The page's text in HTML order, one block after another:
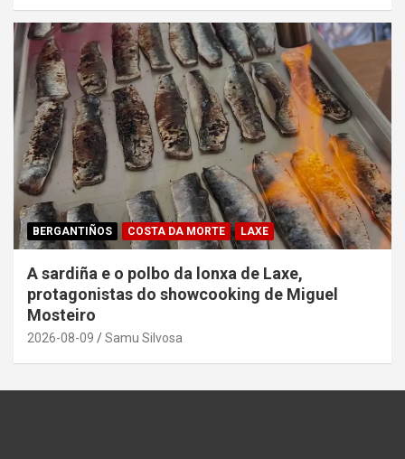
BERGANTIÑOS COSTA DA MORTE LAXE
A sardiña e o polbo da lonxa de Laxe,
protagonistas do showcooking de Miguel
Mosteiro
2026-08-09 Samu Silvosa